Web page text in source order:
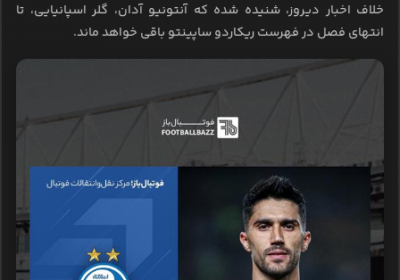
خلاف اخبار دیروز، شنیده شده که آنتونیو آدان، گلر اسپانیایی، تا
انتهای فصل در فهرست ریکاردو ساپینتو باقی خواهد ماند.